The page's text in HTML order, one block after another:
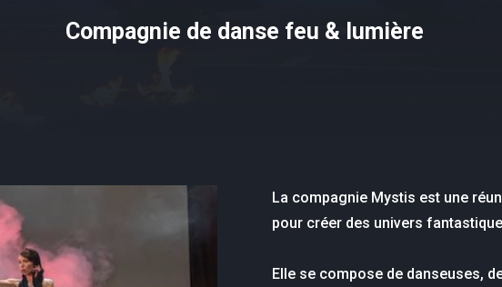
Compagnie de danse feu & lumière
La compagnie Mystis est une
pour créer des univers
Elle se compose de danseuses,